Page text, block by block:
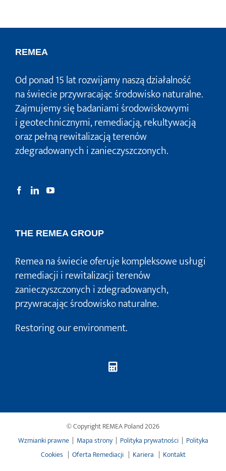
REMEA
Od ponad 15 lat rozwijamy naszą działalność
na świecie przywracając środowisko naturalne.
Zajmujemy się badaniami środowiskowymi
i geotechnicznymi, remediacją, rekultywacją
oraz pełną rewitalizacją terenów
zdegradowanych i zanieczyszczonych.
THE REMEA GROUP
Remea na świecie oferuje kompleksowe usługi
remediacji i rewitalizacji terenów
zanieczyszczonych i zdegradowanych,
przywracając środowisko naturalne.
Restoring our environment.
© Copyright REMEA Poland2026
Wzmianki prawne| Mapa strony| Polityka prywatności| Polityka
Cookies | Oferta Remediacji | Kariera | Kontakt